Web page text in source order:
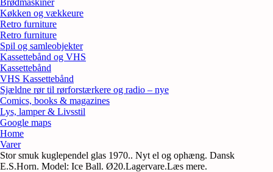
Brødmaskiner
Køkken og vækkeure
Retro furniture
Retro furniture
Spil og samleobjekter
Kassettebånd og VHS
Kassettebånd
VHS Kassettebånd
Sjældne rør til rørforstærkere og radio – nye
Comics, books & magazines
Lys, lamper & Livsstil
Google maps
Home
Varer
Stor smuk kuglependel glas 1970.. Nyt el og ophæng. Dansk
E.S.Horn. Model: Ice Ball. Ø20.Lagervare.Læs mere.